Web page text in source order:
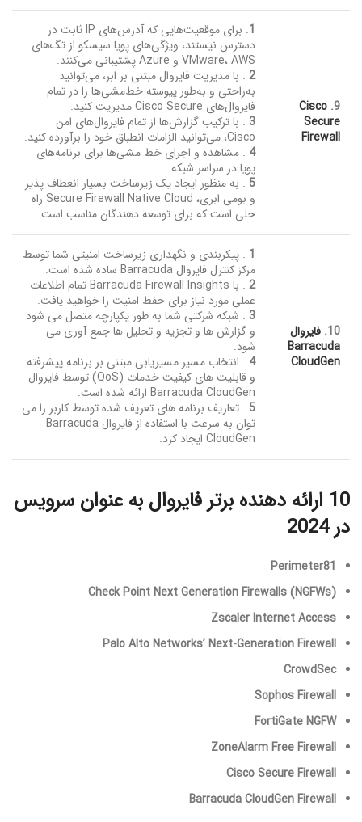
9.
Cisco
Secure
Firewall
1
. برای موقعیت‌هایی که آدرس‌های IP ثابت در
دسترس نیستند، ویژگی‌های پویا سیسکو از تگ‌های
VMware، AWS و Azure پشتیبانی می‌کنند.
2 . با مدیریت فایروال مبتنی بر ابر، می‌توانید
به‌راحتی و به‌طور پیوسته خط‌مشی‌ها را در تمام
فایروال‌های Cisco Secure مدیریت کنید.
3 . با ترکیب گزارش‌ها از تمام فایروال‌های امن
Cisco، می‌توانید الزامات انطباق خود را برآورده کنید.
4 . مشاهده و اجرای خط مشی‌ها برای برنامه‌های
پویا در سراسر شبکه.
5 . به منظور ایجاد یک زیرساخت بسیار انعطاف پذیر
و بومی ابری، Secure Firewall Native Cloud راه
حلی است که برای توسعه دهندگان مناسب است.
10. فایروال
Barracuda
CloudGen
1 . پیکربندی و نگهداری زیرساخت امنیتی شما توسط
مرکز کنترل فایروال Barracuda ساده شده است.
2
. با Barracuda Firewall Insights تمام اطلاعات
عملی مورد نیاز برای حفظ امنیت را خواهید یافت.
3 . شبکه شرکتی شما به طور یکپارچه متصل می شود
و گزارش ها و تجزیه و تحلیل ها جمع آوری می
شود.
4 . انتخاب مسیر مسیریابی مبتنی بر برنامه پیشرفته
و قابلیت های کیفیت خدمات (QoS) توسط فایروال
Barracuda CloudGen ارائه شده است.
5 . تعاریف برنامه های تعریف شده توسط کاربر را می
توان به سرعت با استفاده از فایروال Barracuda
CloudGen ایجاد کرد.
10 ارائه دهنده برتر فایروال به عنوان سرویس
در 2024
Perimeter81
Check Point Next Generation Firewalls (NGFWs)
Zscaler Internet Access
Palo Alto Networks’ Next-Generation Firewall
CrowdSec
Sophos Firewall
FortiGate NGFW
ZoneAlarm Free Firewall
Cisco Secure Firewall
Barracuda CloudGen Firewall